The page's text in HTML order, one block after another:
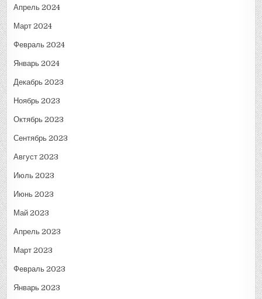
Апрель 2024
Март 2024
Февраль 2024
Январь 2024
Декабрь 2023
Ноябрь 2023
Октябрь 2023
Сентябрь 2023
Август 2023
Июль 2023
Июнь 2023
Май 2023
Апрель 2023
Март 2023
Февраль 2023
Январь 2023